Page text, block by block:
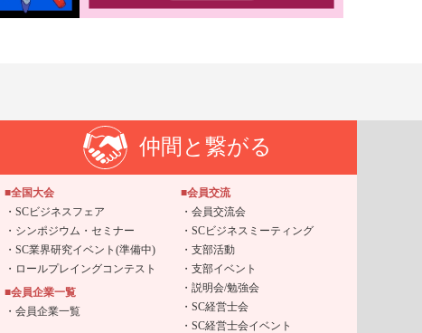
仲間と繋がる
■全国大会
SCビジネスフェア
シンポジウム・セミナー
SC業界研究イベント(準備中)
ロールプレイングコンテスト
■会員企業一覧
会員企業一覧
■会員交流
会員交流会
SCビジネスミーティング
支部活動
支部イベント
説明会/勉強会
SC経営士会
SC経営士会イベント